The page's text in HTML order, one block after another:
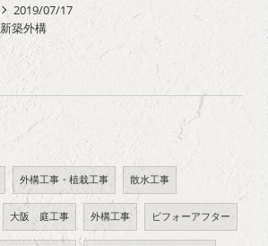
2019/07/17
新築外構
外構工事・植栽工事 散水工事
大阪 庭工事 外構工事 ビフォーアフター